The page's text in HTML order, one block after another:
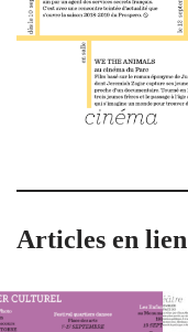
Articles en lien